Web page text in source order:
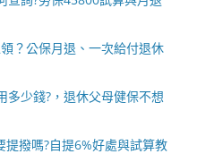
？公保月退、一次給付退休
多少錢?，退休父母健保不想
撥嗎?自提6%好處與試算教